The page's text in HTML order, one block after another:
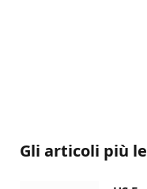
Gli articoli più